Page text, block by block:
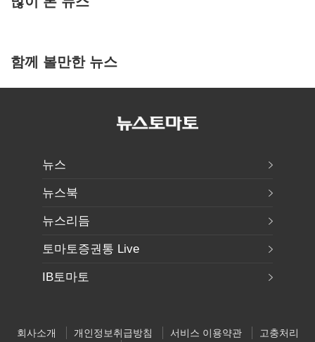
함께 볼만한 뉴스
뉴스
뉴스북
뉴스리듬
토마토증권통 Live
IB토마토
회사소개 개인정보취급방침 서비스 이용약관
고충처리